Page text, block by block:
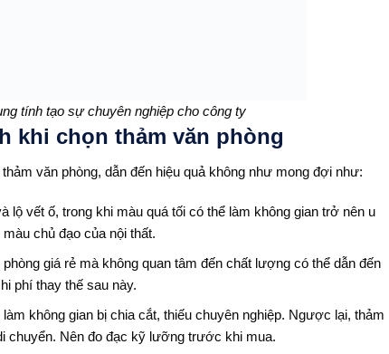
tính tạo sự chuyên nghiệp cho công ty
khi chọn thảm văn phòng
văn phòng, dẫn đến hiệu quả không như mong đợi như:
lộ vết ố, trong khi màu quá tối có thể làm không gian trở nên u
chủ đạo của nội thất.
giá rẻ mà không quan tâm đến chất lượng có thể dẫn đến
phí thay thế sau này.
không gian bị chia cắt, thiếu chuyên nghiệp. Ngược lại, thảm
chuyển. Nên đo đạc kỹ lưỡng trước khi mua.